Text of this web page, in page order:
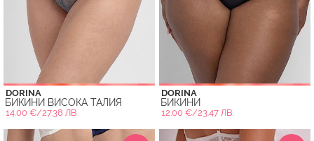
DORINA
БИКИНИ ВИСОКА ТАЛИЯ
14.00 €/27.38 ЛВ.
DORINA
БИКИНИ
12.00 €/23.47 ЛВ.